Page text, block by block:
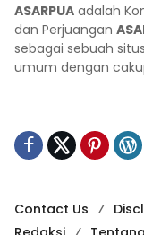
ASARPUA adalah
dan Perjuangan
sebagai sebuah
umum dengan
Contact Us